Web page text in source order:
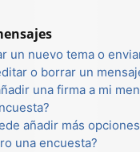
un nuevo tema o
o borrar un
una firma a mi
añadir más
una encuesta?